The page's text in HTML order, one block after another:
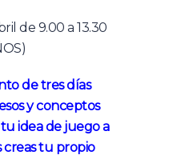
de 9.00 a 13.30
de tres días
y conceptos
idea de juego a
creas tu propio